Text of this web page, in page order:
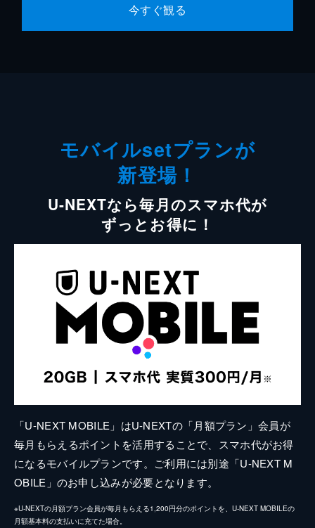
今すぐ観る
モバイルsetプランが
新登場！
U-NEXTなら毎月のスマホ代が
ずっとお得に！
「U-NEXT MOBILE」はU-NEXTの「月額プラン」会員が
毎月もらえるポイントを活用することで、スマホ代がお得
になるモバイルプランです。ご利用には別途「U-NEXT M
OBILE」のお申し込みが必要となります。
※U-NEXTの月額プラン会員が毎月もらえる1,200円分のポイントを、U-NEXT MOBILEの
月額基本料の支払いに充てた場合。